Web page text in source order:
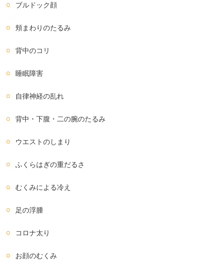
ブルドック顔
頬まわりのたるみ
背中のコリ
睡眠障害
自律神経の乱れ
背中・下腹・二の腕のたるみ
ウエストのしまり
ふくらはぎの重だるさ
むくみによる冷え
足の浮腫
コロナ太り
お顔のむくみ